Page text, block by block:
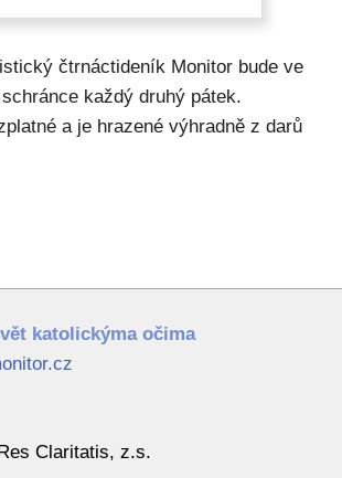
čtrnáctideník Monitor bude ve
každý druhý pátek.
a je hrazené výhradně z darů
katolickýma očima
Claritatis, z.s.